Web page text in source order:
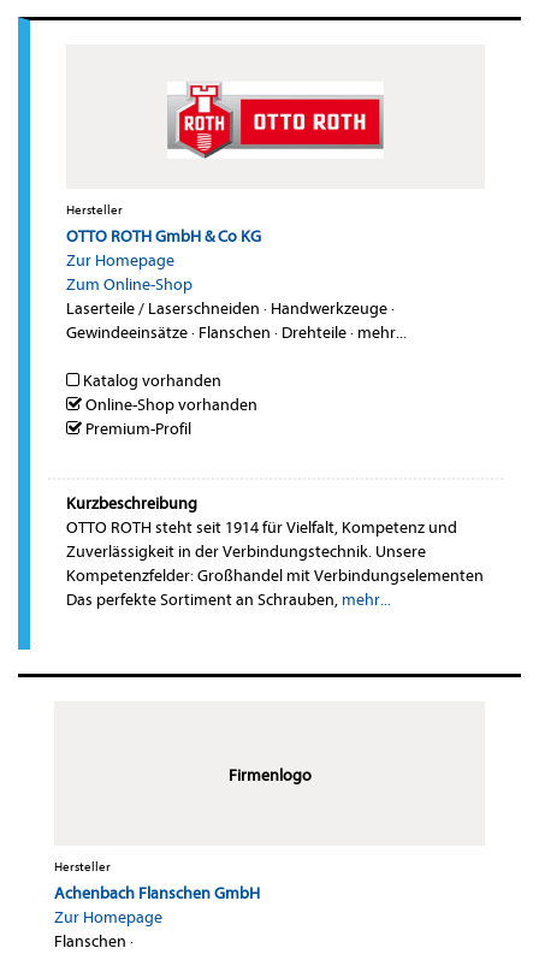
Hersteller
OTTO ROTH GmbH & Co KG
Zur Homepage
Zum Online-Shop
Laserteile / Laserschneiden · Handwerkzeuge·
Gewindeeinsätze· Flanschen · Drehteile· mehr...
Katalog vorhanden
Online-Shop vorhanden
Premium-Profil
Kurzbeschreibung
OTTO ROTH steht seit 1914 für Vielfalt, Kompetenz und
Zuverlässigkeit in der Verbindungstechnik. Unsere
Kompetenzfelder: Großhandel mit Verbindungselementen
Das perfekte Sortiment an Schrauben, mehr...
Firmenlogo
Hersteller
Achenbach Flanschen GmbH
Zur Homepage
Flanschen ·